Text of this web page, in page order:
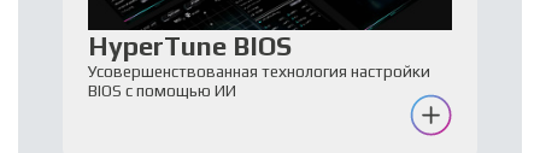
HyperTune BIOS
Усовершенствованная технология настройки
BIOS с помощью ИИ